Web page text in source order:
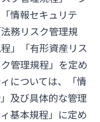
情報セキュリテ
務リスク管理規
」「有形資産リス
管理規程」を定め
については、「情
及び具体的な管理
基本規程」に定め